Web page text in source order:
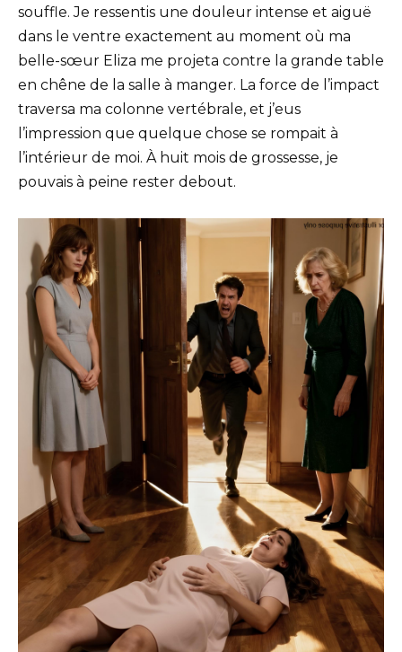
souffle. Je ressentis une douleur intense et aiguë
dans le ventre exactement au moment où ma
belle-sœur Eliza me projeta contre la grande table
en chêne de la salle à manger. La force de l’impact
traversa ma colonne vertébrale, et j’eus
l’impression que quelque chose se rompait à
l’intérieur de moi. À huit mois de grossesse, je
pouvais à peine rester debout.